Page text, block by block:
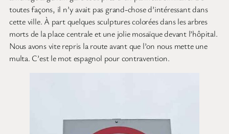
toutes façons, il n’y avait pas grand-chose d’intéressant dans
cette ville. À part quelques sculptures colorées dans les arbres
morts de la place centrale et une jolie mosaïque devant l’hôpital.
Nous avons vite repris la route avant que l’on nous mette une
multa. C’est le mot espagnol pour contravention.